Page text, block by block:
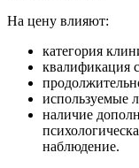
На цену влияют:
категория
квалификация
используемые
наличие
наблюдение.